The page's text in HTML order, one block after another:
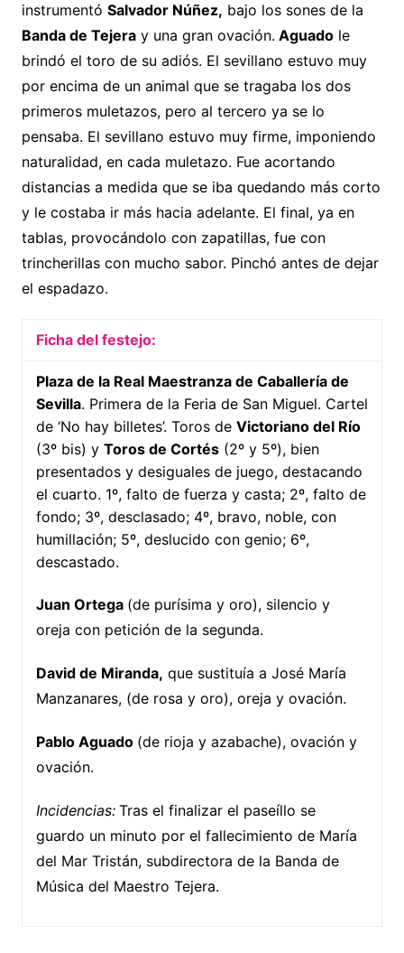
instrumentó Salvador Núñez, bajo los sones de la
Banda de Tejeray una gran ovación. Aguadole
brindó el toro de su adiós. El sevillano estuvo muy
por encima de un animal que se tragaba los dos
primeros muletazos, pero al tercero ya se lo
pensaba. El sevillano estuvo muy firme, imponiendo
naturalidad, en cada muletazo. Fue acortando
distancias a medida que se iba quedando más corto
y le costaba ir más hacia adelante. El final, ya en
tablas, provocándolo con zapatillas, fue con
trincherillas con mucho sabor. Pinchó antes de dejar
el espadazo.
Ficha del festejo:
Plaza de la Real Maestranza de Caballería de
Sevilla. Primera de la Feria de San Miguel. Cartel
de ‘No hay billetes’. Toros de Victoriano del Río
(3º bis) y Toros de Cortés(2º y 5º), bien
presentados y desiguales de juego, destacando
el cuarto. 1º, falto de fuerza y casta; 2º, falto de
fondo; 3º, desclasado; 4º, bravo, noble, con
humillación; 5º, deslucido con genio; 6º,
descastado.
Juan Ortega (de purísima y oro), silencio y
oreja con petición de la segunda.
David de Miranda, que sustituía a José María
Manzanares, (de rosa y oro), oreja y ovación.
Pablo Aguado (de rioja y azabache), ovación y
ovación.
Incidencias: Tras el finalizar el paseíllo se
guardo un minuto por el fallecimiento de María
del Mar Tristán, subdirectora de la Banda de
Música del Maestro Tejera.